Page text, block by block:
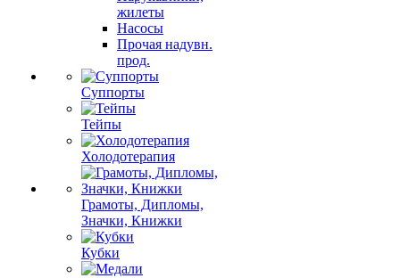
жилеты
Насосы
Прочая надувн.
прод.
Суппорты
Тейпы
Холодотерапия
Грамоты, Дипломы,
Значки, Книжки
Кубки